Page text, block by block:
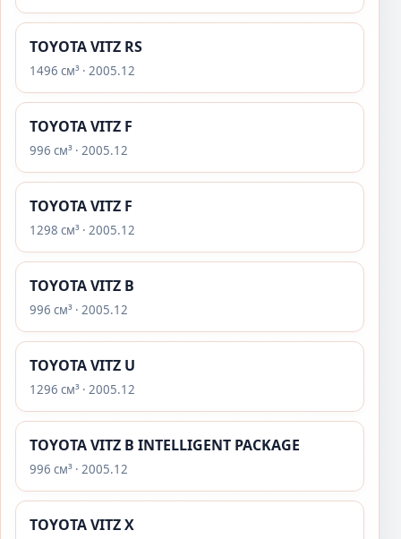
TOYOTA VITZ RS
1496 см³ · 2005.12
TOYOTA VITZ F
996 см³ · 2005.12
TOYOTA VITZ F
1298 см³ · 2005.12
TOYOTA VITZ B
996 см³ · 2005.12
TOYOTA VITZ U
1296 см³ · 2005.12
TOYOTA VITZ B INTELLIGENT PACKAGE
996 см³ · 2005.12
TOYOTA VITZ X